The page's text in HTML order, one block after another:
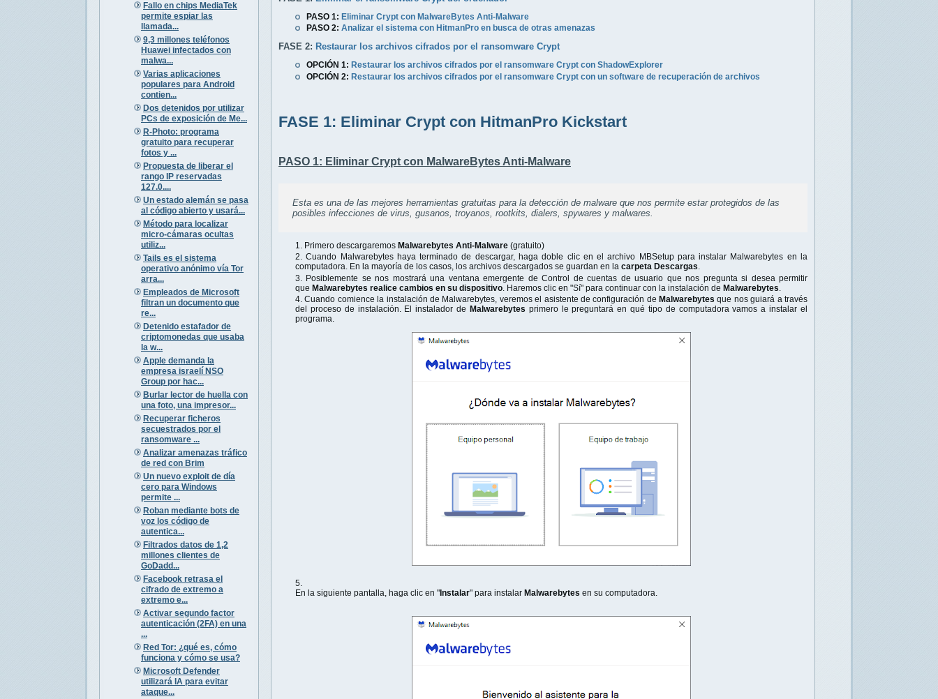
Fallo en chips MediaTek
permite espiar las
llamada...
9,3 millones teléfonos
Huawei infectados con
malwa...
Varias aplicaciones
populares para Android
contien...
Dos detenidos por utilizar
PCs de exposición de Me...
R-Photo: programa
gratuito para recuperar
fotos y ...
Propuesta de liberar el
rango IP reservadas
127.0....
Un estado alemán se pasa
al código abierto y usará...
Método para localizar
micro-cámaras ocultas
utiliz...
Tails es el sistema
operativo anónimo vía Tor
arra...
Empleados de Microsoft
filtran un documento que
re...
Detenido estafador de
criptomonedas que usaba
la w...
Apple demanda la
empresa israelí NSO
Group por hac...
Burlar lector de huella con
una foto, una impresor...
Recuperar ficheros
secuestrados por el
ransomware ...
Analizar amenazas tráfico
de red con Brim
Un nuevo exploit de día
cero para Windows
permite ...
Roban mediante bots de
voz los código de
autentica...
Filtrados datos de 1,2
millones clientes de
GoDadd...
Facebook retrasa el
cifrado de extremo a
extremo e...
Activar segundo factor
autenticación (2FA) en una
...
Red Tor: ¿qué es, cómo
funciona y cómo se usa?
Microsoft Defender
utilizará IA para evitar
ataque...
PASO 1: Eliminar Crypt con MalwareBytes Anti-Malware
PASO 2: Analizar el sistema con HitmanPro en busca de otras amenazas
FASE 2: Restaurar los archivos cifrados por el ransomware Crypt
OPCIÓN 1: Restaurar los archivos cifrados por el ransomware Crypt con ShadowExplorer
OPCIÓN 2: Restaurar los archivos cifrados por el ransomware Crypt con un software de recuperación de archivos
FASE 1: Eliminar Crypt con HitmanPro Kickstart
PASO 1: Eliminar Crypt con MalwareBytes Anti-Malware
Esta es una de las mejores herramientas gratuitas para la detección de malware que nos permite estar protegidos de las
posibles infecciones de virus, gusanos, troyanos, rootkits, dialers, spywares y malwares.
Primero descargaremos Malwarebytes Anti-Malware (gratuito)
Cuando Malwarebytes haya terminado de descargar, haga doble clic en el archivo MBSetup para instalar Malwarebytes en la
computadora. En la mayoría de los casos, los archivos descargados se guardan en la carpeta Descargas.
Posiblemente se nos mostrará una ventana emergente de Control de cuentas de usuario que nos pregunta si desea permitir
que Malwarebytes realice cambios en su dispositivo . Haremos clic en "Sí" para continuar con la instalación de Malwarebytes
Cuando comience la instalación de Malwarebytes, veremos el asistente de configuración de Malwarebytesque nos guiará a través
del proceso de instalación. El instalador de Malwarebytes primero le preguntará en qué tipo de computadora vamos a instalar el
programa.
En la siguiente pantalla, haga clic en "Instalar" para instalar Malwarebytes en su computadora.